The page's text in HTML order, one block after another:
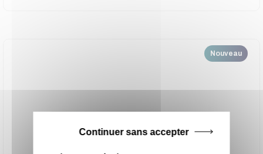
Nouveau
Continuer sans accepter